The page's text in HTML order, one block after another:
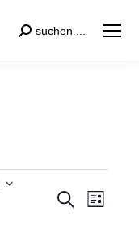
Search:
suchen ...
Suche
Liste